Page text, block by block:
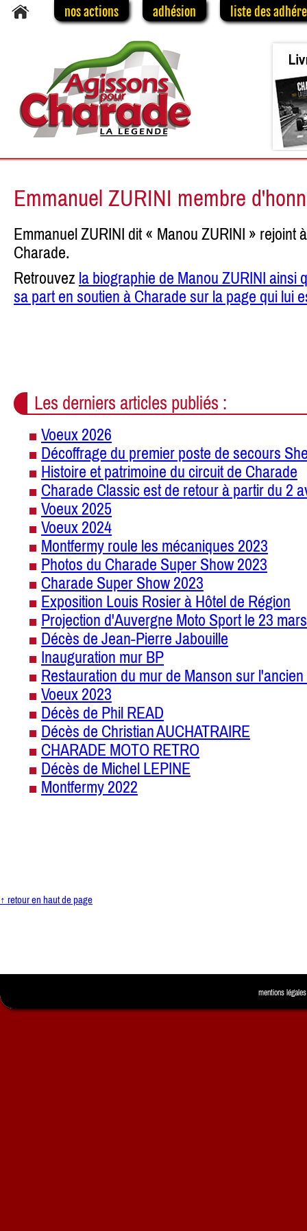
nos actions adhésion liste des
Emmanuel ZURINI membre
Emmanuel ZURINI dit « Manou ZURINI » rejoint
Charade.
Retrouvez la biographie de Manou ZURINI ainsi
sa part en soutien à Charade sur la page qui lui
Les derniers articles publiés :
Voeux 2026
Décoffrage du premier poste de secours
Histoire et patrimoine du circuit de Charade
Charade Classic est de retour à partir du 2
Voeux 2025
Voeux 2024
Montfermy roule les mécaniques 2023
Photos du Charade Super Show 2023
Charade Super Show 2023
Exposition Louis Rosier à Hôtel de Région
Projection d'Auvergne Moto Sport le 23 mars
Décès de Jean-Pierre Jabouille
Inauguration mur BP
Restauration du mur de Manson sur
Voeux 2023
Décès de Phil READ
Décès de Christian AUCHATRAIRE
CHARADE MOTO RETRO
Décès de Michel LEPINE
Montfermy 2022
↑ retour en haut de page
mentions légales